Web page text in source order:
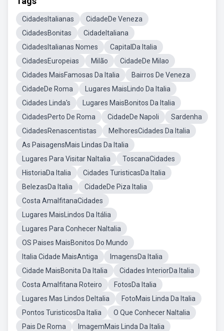
CidadesItalianas
CidadeDe Veneza
CidadesBonitas
CidadeItaliana
CidadesItalianas Nomes
CapitalDa Italia
CidadesEuropeias
Milão
CidadeDe Milao
Cidades MaisFamosas Da Italia
Bairros De Veneza
CidadeDe Roma
Lugares MaisLindo Da Italia
Cidades Linda's
Lugares MaisBonitos Da Italia
CidadesPerto De Roma
CidadeDe Napoli
Sardenha
CidadesRenascentistas
MelhoresCidades Da Italia
As PaisagensMais Lindas Da Italia
Lugares Para Visitar NaItalia
ToscanaCidades
HistoriaDa Italia
Cidades TuristicasDa Italia
BelezasDa Italia
CidadeDe Piza Italia
Costa AmalfitanaCidades
Lugares MaisLindos Da Itália
Lugares Para Conhecer NaItalia
OS Paises MaisBonitos Do Mundo
Italia Cidade MaisAntiga
ImagensDa Italia
Cidade MaisBonita Da Italia
Cidades InteriorDa Italia
Costa Amalfitana Roteiro
FotosDa Italia
Lugares Mas Lindos DeItalia
FotoMais Linda Da Italia
Pontos TuristicosDa Italia
O Que Conhecer NaItalia
Pais De Roma
ImagemMais Linda Da Italia